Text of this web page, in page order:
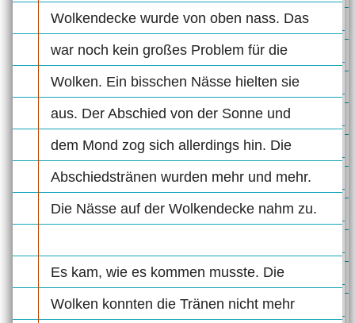
Wolkendecke wurde von oben nass. Das
war noch kein großes Problem für die
Wolken. Ein bisschen Nässe hielten sie
aus. Der Abschied von der Sonne und
dem Mond zog sich allerdings hin. Die
Abschiedstränen wurden mehr und mehr.
Die Nässe auf der Wolkendecke nahm zu.
Es kam, wie es kommen musste. Die
Wolken konnten die Tränen nicht mehr